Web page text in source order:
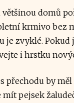
většinou domů
krmivo bez
je zvyklé. Pokud
i hrstku
přechodu by
mít pejsek